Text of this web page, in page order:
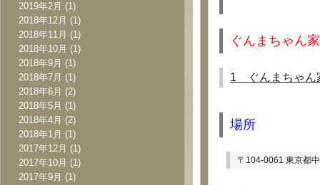
ぐんまちゃん
1 ぐんまちゃん
場所
〒104-0061 東京都
2019年2月 (1)
2018年12月 (1)
2018年11月 (1)
2018年10月 (1)
2018年9月 (1)
2018年7月 (1)
2018年6月 (2)
2018年5月 (1)
2018年4月 (2)
2018年1月 (1)
2017年12月 (1)
2017年10月 (1)
2017年9月 (1)